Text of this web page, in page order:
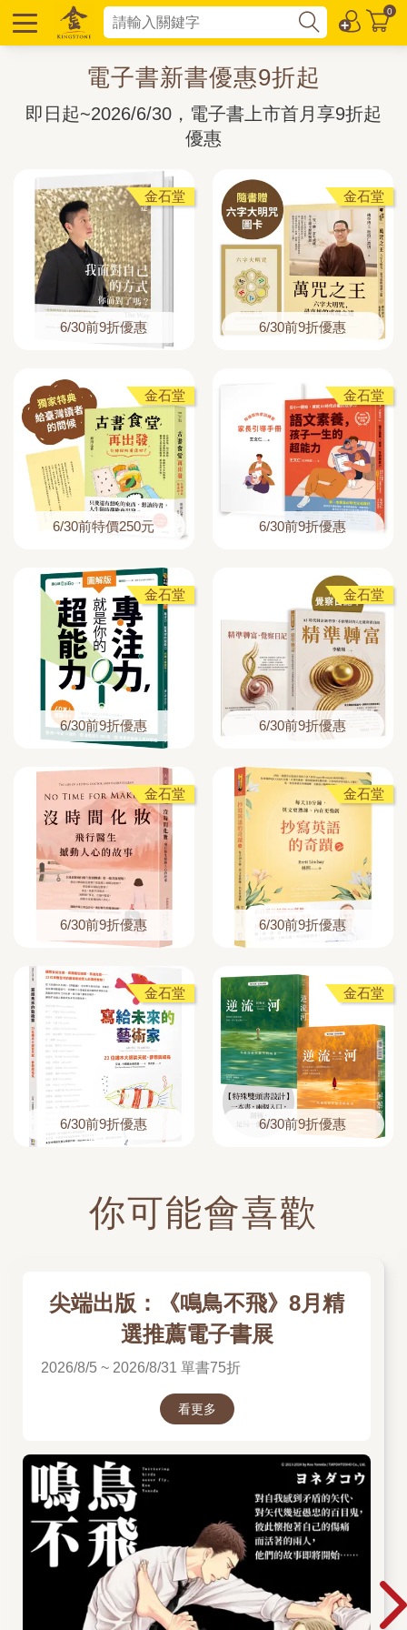
0
電子書新書優惠9折起
即日起~2026/6/30，電子書上市首月享9折起
優惠
金石堂
6/30前9折優惠
金石堂
6/30前9折優惠
金石堂
6/30前特價250元
金石堂
6/30前9折優惠
金石堂
6/30前9折優惠
金石堂
6/30前9折優惠
金石堂
6/30前9折優惠
金石堂
6/30前9折優惠
金石堂
6/30前9折優惠
金石堂
6/30前9折優惠
你可能會喜歡
尖端出版：《鳴鳥不飛》8月精
選推薦電子書展
2026/8/5 ~ 2026/8/31 單書75折
看更多